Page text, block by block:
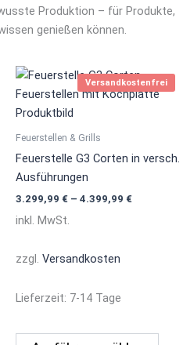
Produktion – für Produkte,
genießen können.
Versandkostenfrei
Feuerstellen & Grills
Feuerstelle G3 Corten in versch.
Ausführungen
3.299,99 € – 4.399,99 €
inkl. MwSt.
zzgl. Versandkosten
Lieferzeit: 7-14 Tage